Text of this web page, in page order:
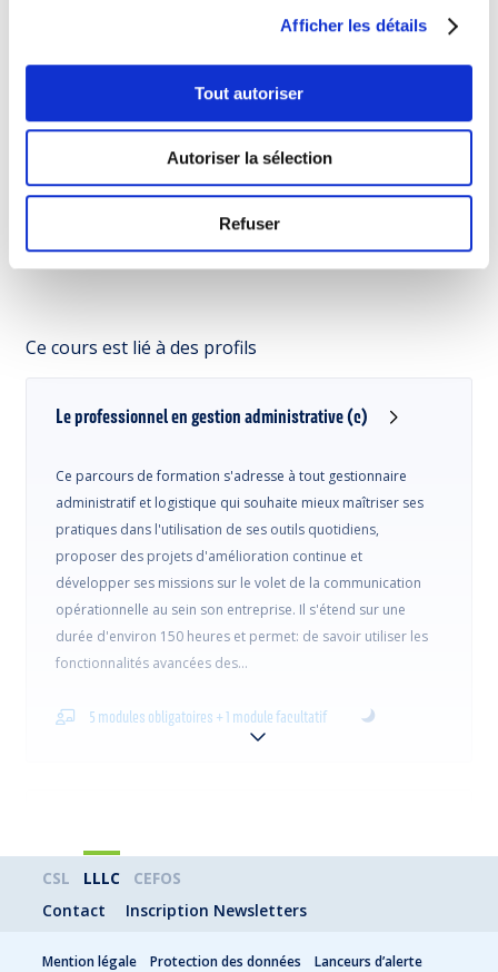
Afficher les détails
Tout autoriser
Autoriser la sélection
Refuser
20.02.2027
SA - VE 180 €
Ce cours est lié à des profils
Le professionnel en gestion administrative (c)
Ce parcours de formation s'adresse à tout gestionnaire
administratif et logistique qui souhaite mieux maîtriser ses
pratiques dans l'utilisation de ses outils quotidiens,
proposer des projets d'amélioration continue et
développer ses missions sur le volet de la communication
opérationnelle au sein son entreprise. Il s'étend sur une
durée d'environ 150 heures et permet: de savoir utiliser les
fonctionnalités avancées des…
5 modules obligatoires + 1 module facultatif
Ce parcours de formation s'adresse à tout gestionnaire
administratif et logistique qui souhaite mieux maîtriser ses
proposer des projets d'amélioration continue et
CSL LLLC
CEFOS
Contact
Inscription Newsletters
Mention légale Protection des données Lanceurs d’alerte